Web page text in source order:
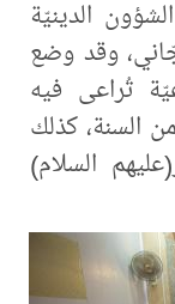
الدينيّة
وقد وضع
تُراعى فيه
السنة، كذلك
السلام)